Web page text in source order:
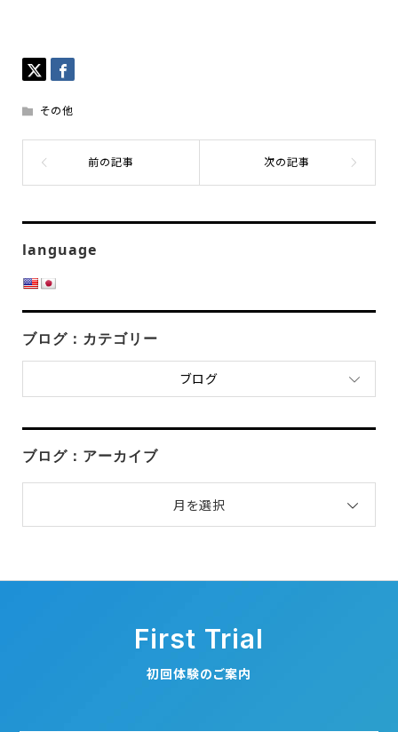
その他
language
ブログ：カテゴリー
ブログ
ブログ：アーカイブ
月を選択
First Trial
初回体験のご案内